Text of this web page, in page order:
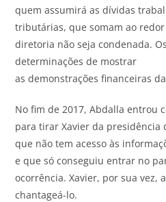
quem assumirá as dívidas
tributárias, que somam ao redor
diretoria não seja condenada.
determinações de mostrar
as demonstrações financeiras
No fim de 2017, Abdalla entrou
para tirar Xavier da presidência
que não tem acesso às
e que só conseguiu entrar no
ocorrência. Xavier, por sua vez,
chantageá-lo.